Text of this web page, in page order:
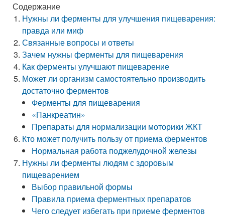
Содержание
Нужны ли ферменты для улучшения пищеварения:
правда или миф
Связанные вопросы и ответы
Зачем нужны ферменты для пищеварения
Как ферменты улучшают пищеварение
Может ли организм самостоятельно производить
достаточно ферментов
Ферменты для пищеварения
«Панкреатин»
Препараты для нормализации моторики ЖКТ
Кто может получить пользу от приема ферментов
Нормальная работа поджелудочной железы
Нужны ли ферменты людям с здоровым
пищеварением
Выбор правильной формы
Правила приема ферментных препаратов
Чего следует избегать при приеме ферментов